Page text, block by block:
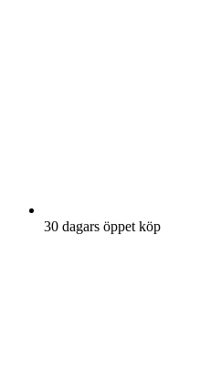
30 dagars öppet köp